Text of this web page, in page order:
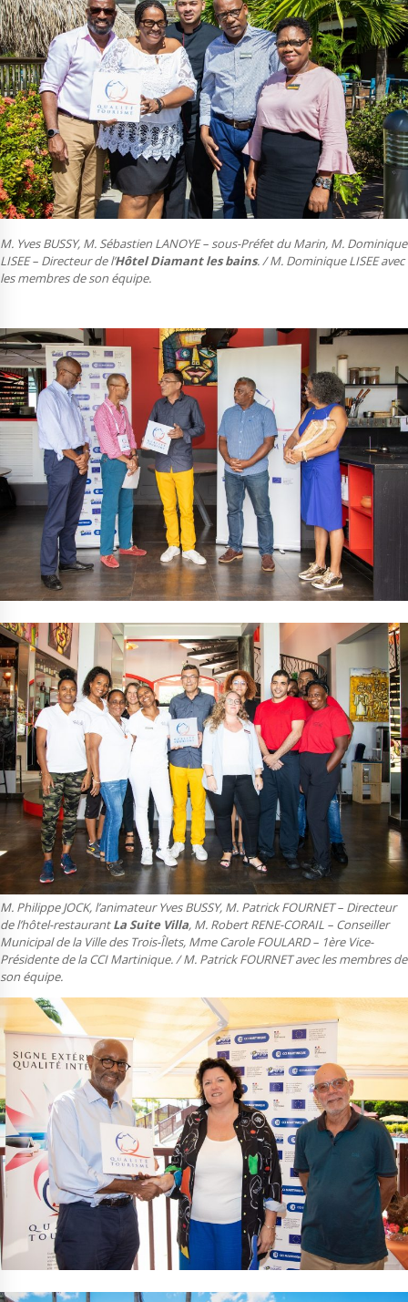
M. Yves BUSSY, M. Sébastien LANOYE – sous-Préfet du Marin, M. Dominique
LISEE – Directeur de l’Hôtel Diamant les bains. / M. Dominique LISEE avec
les membres de son équipe.
M. Philippe JOCK, l’animateur Yves BUSSY, M. Patrick FOURNET – Directeur
de l’hôtel-restaurantLa Suite Villa, M. Robert RENE-CORAIL – Conseiller
Municipal de la Ville des Trois-Îlets, Mme Carole FOULARD – 1ère Vice-
Présidente de la CCI Martinique. / M. Patrick FOURNET avec les membres de
son équipe.